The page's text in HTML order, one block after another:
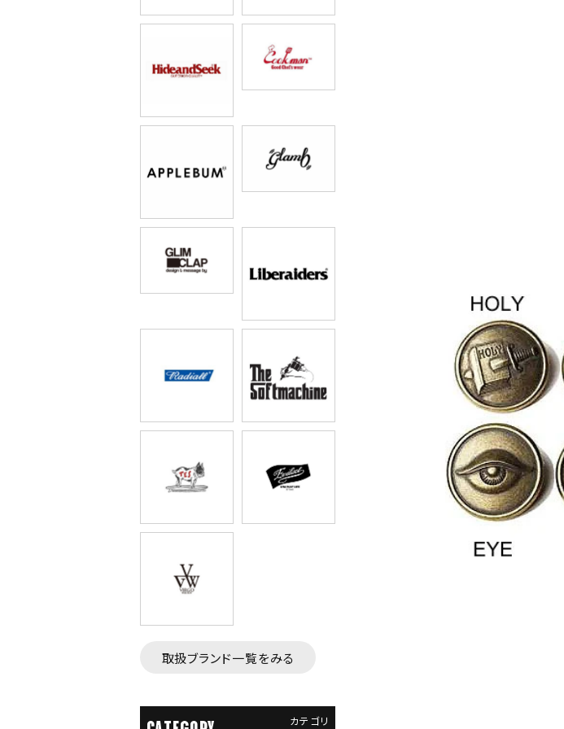
取扱ブランド一覧をみる
カテゴリ